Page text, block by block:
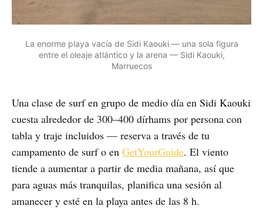
La enorme playa vacía de Sidi Kaouki — una sola figura
entre el oleaje atlántico y la arena — Sidi Kaouki,
Marruecos
Una clase de surf en grupo de medio día en Sidi Kaouki
cuesta alrededor de 300–400 dírhams por persona con
tabla y traje incluidos — reserva a través de tu
campamento de surf o en GetYourGuide. El viento
tiende a aumentar a partir de media mañana, así que
para aguas más tranquilas, planifica una sesión al
amanecer y esté en la playa antes de las 8 h.